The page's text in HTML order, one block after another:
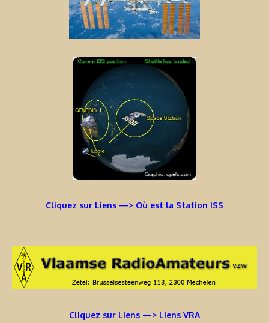
Cliquez sur Liens —> Où est la Station ISS
Cliquez sur Liens —> Liens VRA